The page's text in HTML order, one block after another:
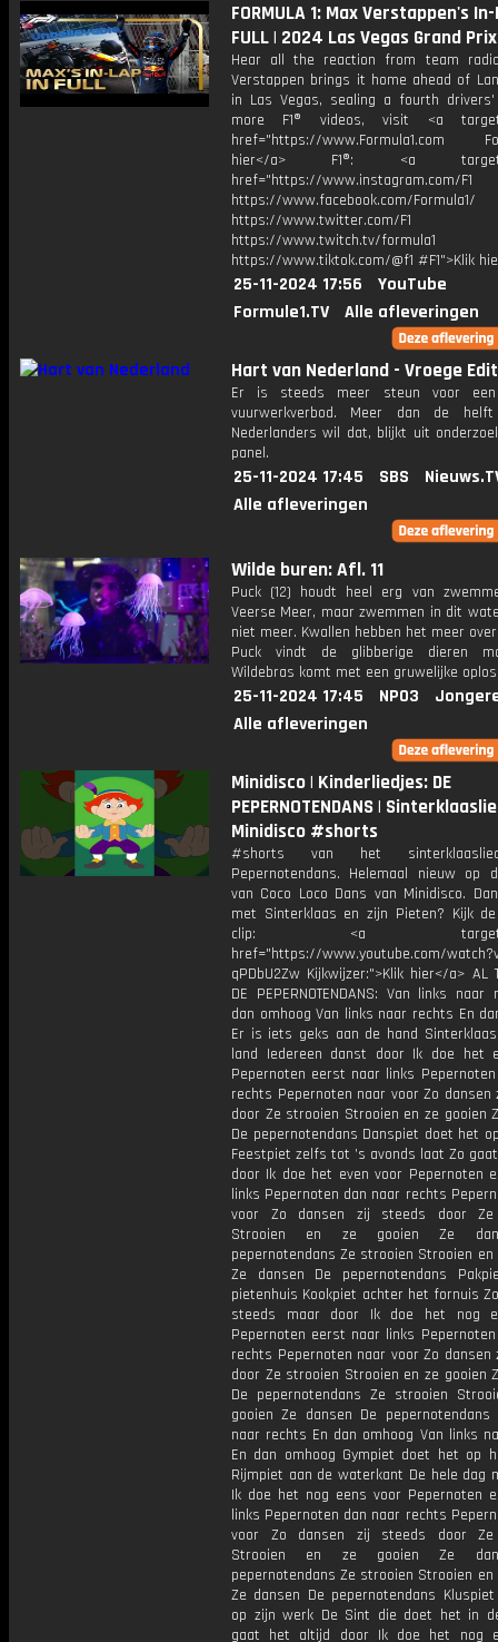
FORMULA 1: Max Verstappen's
FULL | 2024 Las Vegas Grand Prix
Hear all the reaction from team
Verstappen brings it home ahead of
in Las Vegas, sealing a fourth
more F1® videos, visit <a
href="https://www.Formula1.com
hier</a> F1®: <a
href="https://www.instagram.com/F1
https://www.facebook.com/Formula1/
https://www.twitter.com/F1
https://www.twitch.tv/formula1
https://www.tiktok.com/@f1 #F1">Klik
25-11-2024 17:56
YouTube
Formule1.TV
Alle afleveringen
Hart van Nederland - Vroege
Er is steeds meer steun voor een
vuurwerkverbod. Meer dan de
Nederlanders wil dat, blijkt uit
panel.
25-11-2024 17:45 SBS
Alle afleveringen
Wilde buren: Afl. 11
Puck (12) houdt heel erg van
Veerse Meer, maar zwemmen in dit
niet meer. Kwallen hebben het meer
Puck vindt de glibberige dieren
Wildebras komt met een gruwelijke
25-11-2024 17:45 NPO3
Alle afleveringen
Minidisco | Kinderliedjes: DE
PEPERNOTENDANS |
Minidisco #shorts
#shorts van het
Pepernotendans. Helemaal nieuw op
van Coco Loco Dans van Minidisco.
met Sinterklaas en zijn Pieten? Kijk
clip: <a
href="https://www.youtube.com/
qPDbU2Zw Kijkwijzer:">Klik hier</a> AL
DE PEPERNOTENDANS: Van links
dan omhoog Van links naar rechts En
Er is iets geks aan de hand
land Iedereen danst door Ik doe het
Pepernoten eerst naar links
rechts Pepernoten naar voor Zo dansen
door Ze strooien Strooien en ze gooien
De pepernotendans Danspiet doet het
Feestpiet zelfs tot ’s avonds laat Zo
door Ik doe het even voor Pepernoten
links Pepernoten dan naar rechts
voor Zo dansen zij steeds door Ze
Strooien en ze gooien Ze
pepernotendans Ze strooien Strooien en
Ze dansen De pepernotendans
pietenhuis Kookpiet achter het fornuis
steeds maar door Ik doe het nog
Pepernoten eerst naar links
rechts Pepernoten naar voor Zo dansen
door Ze strooien Strooien en ze gooien
De pepernotendans Ze strooien
gooien Ze dansen De pepernotendans
naar rechts En dan omhoog Van links
En dan omhoog Gympiet doet het op
Rijmpiet aan de waterkant De hele dag
Ik doe het nog eens voor Pepernoten
links Pepernoten dan naar rechts
voor Zo dansen zij steeds door Ze
Strooien en ze gooien Ze
pepernotendans Ze strooien Strooien en
Ze dansen De pepernotendans
op zijn werk De Sint die doet het in
gaat het altijd door Ik doe het nog